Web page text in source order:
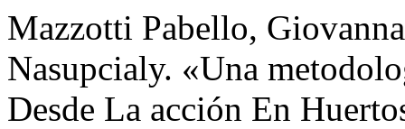
Mazzotti Pabello,
Nasupcialy. «Una
Desde La acción En